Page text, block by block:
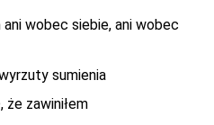
wobec siebie, ani wobec
sumienia
zawiniłem